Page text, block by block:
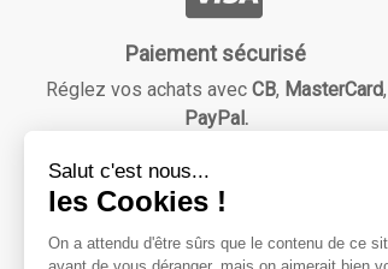
Paiement sécurisé
Réglez vos achats avec CB, MasterCard,
PayPal.